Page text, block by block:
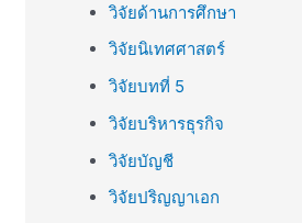
วิจัยด้านการศึกษา
วิจัยนิเทศศาสตร์
วิจัยบทที่ 5
วิจัยบริหารธุรกิจ
วิจัยบัญชี
วิจัยปริญญาเอก